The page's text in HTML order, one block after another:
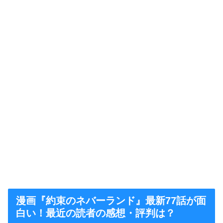
漫画『約束のネバーランド』最新77話が面
白い！最近の読者の感想・評判は？